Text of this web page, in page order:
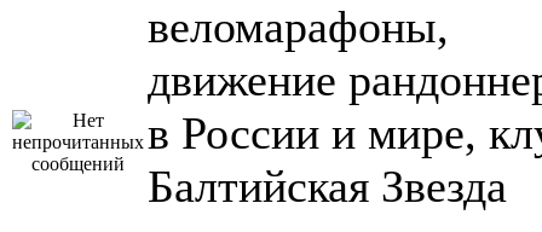
веломарафоны,
движение
в России и мире,
Балтийская Звезда